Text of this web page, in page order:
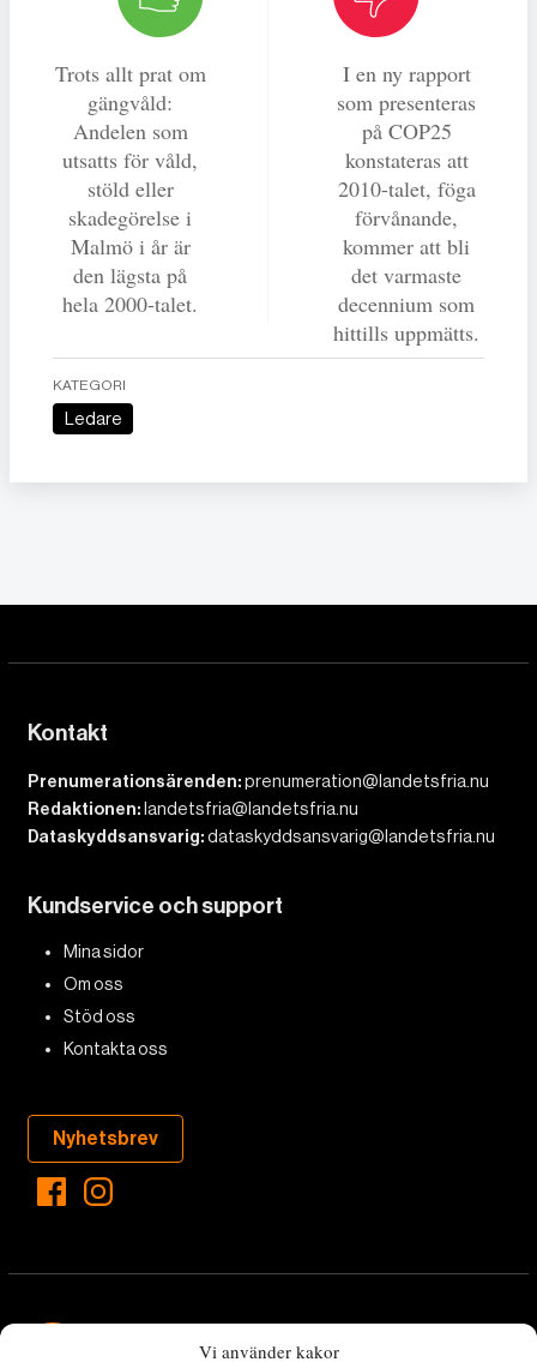
Vi använder kakor
Trots allt prat om
gängvåld:
Andelen som
utsatts för våld,
stöld eller
skadegörelse i
Malmö i år är
den lägsta på
hela 2000-talet.
I en ny rapport
som presenteras
på COP25
konstateras att
2010-talet, föga
förvånande,
kommer att bli
det varmaste
decennium som
hittills uppmätts.
KATEGORI
Ledare
Kontakt
Prenumerationsärenden:prenumeration@landetsfria.nu
Redaktionen: landetsfria@landetsfria.nu
Dataskyddsansvarig:dataskyddsansvarig@landetsfria.nu
Kundservice och support
Mina sidor
Om oss
Stöd oss
Kontakta oss
Nyhetsbrev